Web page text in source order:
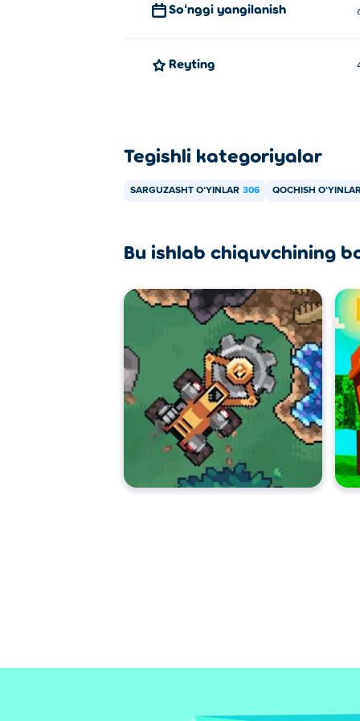
Soʻnggi yangilanish
Reyting
Tegishli kategoriyalar
SARGUZASHT OʻYINLAR 306 QOCHISH
Bu ishlab chiquvchining